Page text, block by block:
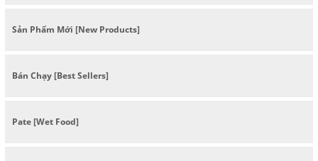
Sản Phẩm Mới [New Products]
Bán Chạy [Best Sellers]
Pate [Wet Food]